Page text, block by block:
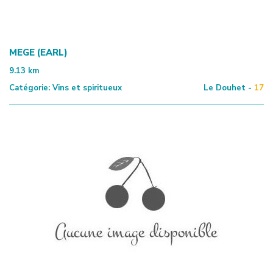
MEGE (EARL)
9.13 km
Catégorie: Vins et spiritueux Le Douhet - 17